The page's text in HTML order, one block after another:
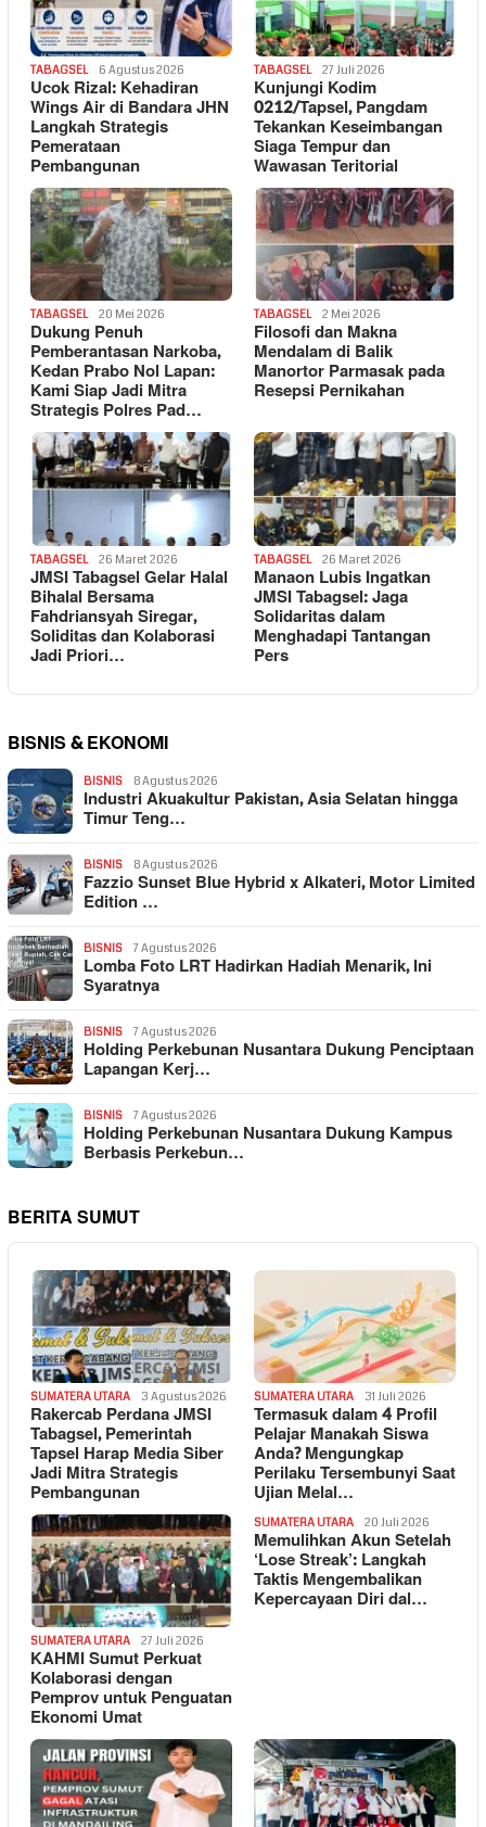
TABAGSEL 6 Agustus 2026
Ucok Rizal: Kehadiran
Wings Air di Bandara JHN
Langkah Strategis
Pemerataan
Pembangunan
TABAGSEL 27 Juli 2026
Kunjungi Kodim
0212/Tapsel, Pangdam
Tekankan Keseimbangan
Siaga Tempur dan
Wawasan Teritorial
TABAGSEL 20 Mei 2026
Dukung Penuh
Pemberantasan Narkoba,
Kedan Prabo Nol Lapan:
Kami Siap Jadi Mitra
Strategis Polres Pad…
TABAGSEL 2 Mei 2026
Filosofi dan Makna
Mendalam di Balik
Manortor Parmasak pada
Resepsi Pernikahan
TABAGSEL 26 Maret 2026
JMSI Tabagsel Gelar Halal
Bihalal Bersama
Fahdriansyah Siregar,
Soliditas dan Kolaborasi
Jadi Priori…
TABAGSEL 26 Maret 2026
Manaon Lubis Ingatkan
JMSI Tabagsel: Jaga
Solidaritas dalam
Menghadapi Tantangan
Pers
BISNIS & EKONOMI
BISNIS 8 Agustus 2026
Industri Akuakultur Pakistan, Asia Selatan hingga
Timur Teng…
BISNIS 8 Agustus 2026
Fazzio Sunset Blue Hybrid x Alkateri, Motor Limited
Edition …
BISNIS 7 Agustus 2026
Lomba Foto LRT Hadirkan Hadiah Menarik, Ini
Syaratnya
BISNIS 7 Agustus 2026
Holding Perkebunan Nusantara Dukung Penciptaan
Lapangan Kerj…
BISNIS 7 Agustus 2026
Holding Perkebunan Nusantara Dukung Kampus
Berbasis Perkebun…
BERITA SUMUT
SUMATERA UTARA 3 Agustus 2026
Rakercab Perdana JMSI
Tabagsel, Pemerintah
Tapsel Harap Media Siber
Jadi Mitra Strategis
Pembangunan
SUMATERA UTARA 31 Juli 2026
Termasuk dalam 4 Profil
Pelajar Manakah Siswa
Anda? Mengungkap
Perilaku Tersembunyi Saat
Ujian Melal…
SUMATERA UTARA 27 Juli 2026
KAHMI Sumut Perkuat
Kolaborasi dengan
Pemprov untuk Penguatan
Ekonomi Umat
SUMATERA UTARA 20 Juli 2026
Memulihkan Akun Setelah
‘Lose Streak’: Langkah
Taktis Mengembalikan
Kepercayaan Diri dal…